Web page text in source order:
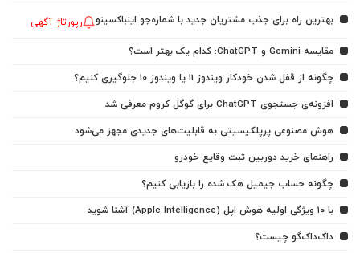
بهترین راه برای جذب مشتریان جدید با شماره‌جو اینباکسینو رپورتاژ آگهی
مقایسه Gemini و ChatGPT: کدام یک بهتر است؟
چگونه از قفل شدن خودکار ویندوز 11 یا ویندوز 10 جلوگیری کنیم؟
افزونه‌ی جستجوی ChatGPT برای گوگل کروم معرفی شد
هوش مصنوعی پرپلکیسیتی به قابلیت‌های جدیدی مجهز می‌شود
راهنمای خرید دوربین ثبت وقایع خودرو
چگونه حساب جیمیل هک شده را بازیابی کنیم؟
با ۱۰ ویژگی اولیه هوش اپل (Apple Intelligence) آشنا شوید
داک‌داک‌گو چیست؟